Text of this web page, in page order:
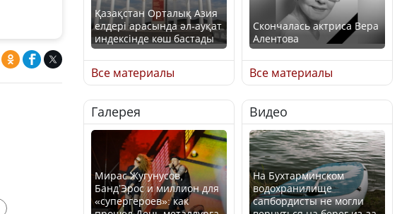
Қазақстан Орталық Азия
елдері арасында әл-ауқат
индексінде көш бастады
Казахстан возглавил
рейтинг благополучия
среди стран Центральной
Азии
Все материалы
Скончалась актриса Вера
Алентова
В РФ вынесен заочный
приговор по уголовному
делу об убийстве Игоря
Талькова
Все материалы
Галерея
Мирас Жугунусов,
Банд’Эрос и миллион для
«супергероев»: как
Видео
На Бухтарминском
водохранилище
сапбордисты не могли